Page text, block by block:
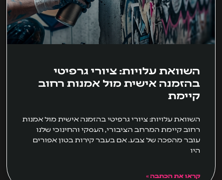
השוואת עלויות: ציורי גרפיטי
בהזמנה אישית מול אמנות רחוב
קיימת
השוואת עלויות: ציורי גרפיטי בהזמנה אישית מול אמנות
רחוב קיימת המרחב הציבורי, העסקי והחינוכי שלנו
עובר מהפכה של צבע. אם בעבר קירות בטון אפורים
היו
קראו את הכתבה »